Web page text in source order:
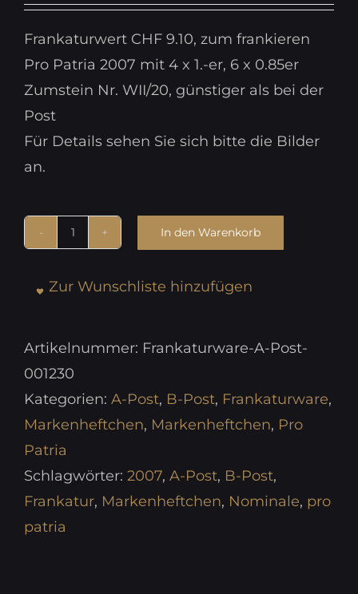
CHF 9.10
CHF 8.20.
Frankaturwert CHF 9.10, zum frankieren
Pro Patria 2007 mit 4 x 1.-er, 6 x 0.85er
Zumstein Nr. WII/20, günstiger als bei der
Post
Für Details sehen Sie sich bitte die Bilder
an.
Schweiz
PP
Nr.
WII/20
mit
4
1.00er,
6
In den Warenkorb
Zur Wunschliste hinzufügen
Artikelnummer: Frankaturware-A-Post-
001230
Kategorien: A-Post, B-Post, Frankaturware,
Markenheftchen, Markenheftchen, Pro
Patria
Schlagwörter: 2007, A-Post, B-Post,
Frankatur, Markenheftchen, Nominale, pro
patria